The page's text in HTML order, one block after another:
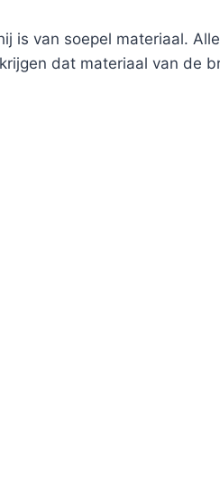
is van soepel materiaal.
dat materiaal van de